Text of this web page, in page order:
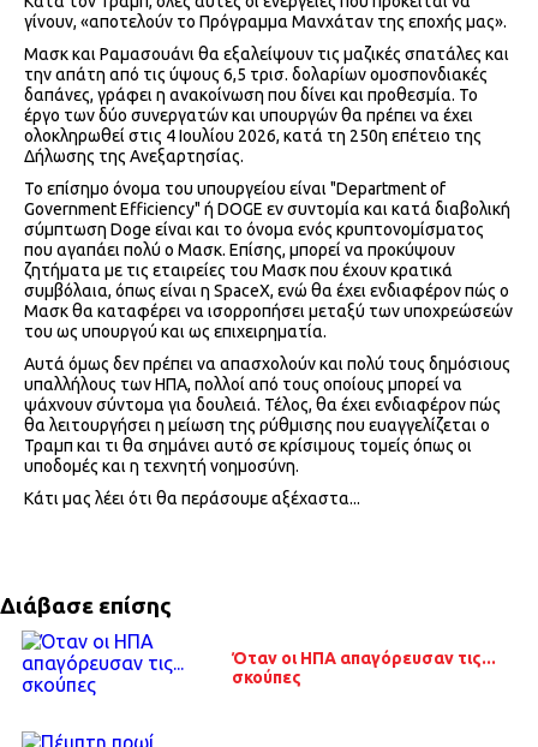
γίνουν, «αποτελούν το Πρόγραμμα Μανχάταν της εποχής μας».
Μασκ και Ραμασουάνι θα εξαλείψουν τις μαζικές σπατάλες και
την απάτη από τις ύψους 6,5 τρισ. δολαρίων ομοσπονδιακές
δαπάνες, γράφει η ανακοίνωση που δίνει και προθεσμία. Το
έργο των δύο συνεργατών και υπουργών θα πρέπει να έχει
ολοκληρωθεί στις 4 Ιουλίου 2026, κατά τη 250η επέτειο της
Δήλωσης της Ανεξαρτησίας.
Το επίσημο όνομα του υπουργείου είναι "Department of
Government Efficiency" ή DOGE εν συντομία και κατά διαβολική
σύμπτωση Doge είναι και το όνομα ενός κρυπτονομίσματος
που αγαπάει πολύ ο Μασκ. Επίσης, μπορεί να προκύψουν
ζητήματα με τις εταιρείες του Μασκ που έχουν κρατικά
συμβόλαια, όπως είναι η SpaceX, ενώ θα έχει ενδιαφέρον πώς ο
Μασκ θα καταφέρει να ισορροπήσει μεταξύ των υποχρεώσεών
του ως υπουργού και ως επιχειρηματία.
Αυτά όμως δεν πρέπει να απασχολούν και πολύ τους δημόσιους
υπαλλήλους των ΗΠΑ, πολλοί από τους οποίους μπορεί να
ψάχνουν σύντομα για δουλειά. Τέλος, θα έχει ενδιαφέρον πώς
θα λειτουργήσει η μείωση της ρύθμισης που ευαγγελίζεται ο
Τραμπ και τι θα σημάνει αυτό σε κρίσιμους τομείς όπως οι
υποδομές και η τεχνητή νοημοσύνη.
Κάτι μας λέει ότι θα περάσουμε αξέχαστα...
Διάβασε επίσης
Όταν οι ΗΠΑ απαγόρευσαν τις...
σκούπες